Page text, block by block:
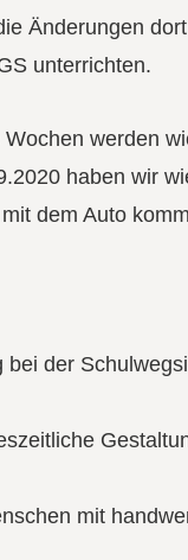
Änderungen
unterrichten.
werden
haben wir
dem Auto
der
mit